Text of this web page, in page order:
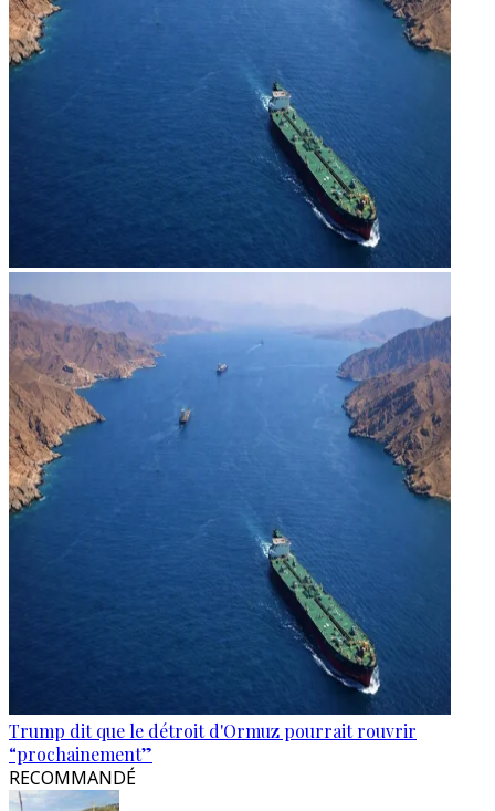
Trump dit que le détroit d'Ormuz pourrait rouvrir
“prochainement”
RECOMMANDÉ